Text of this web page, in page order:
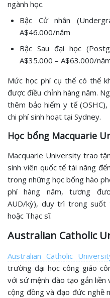
ngành học.
Bậc Cử nhân
A$46.000/năm
Bậc Sau đại học
A$35.000 – A$63.000/
Mức học phí cụ thể có thể
được điều chỉnh hàng năm.
thêm bảo hiểm y tế
chi phí sinh hoạt tại Sydney.
Học bổng Macquarie
Macquarie University trao
sinh viên quốc tế tài năng
trong những học bổng hào
phí hàng năm, tương
AUD/kỳ), duy trì trong suốt
hoặc Thạc sĩ.
Australian Catholic
Australian Catholic
trường đại học công giáo
với sứ mệnh đào tạo gắn liền
cộng đồng và đạo đức nghề